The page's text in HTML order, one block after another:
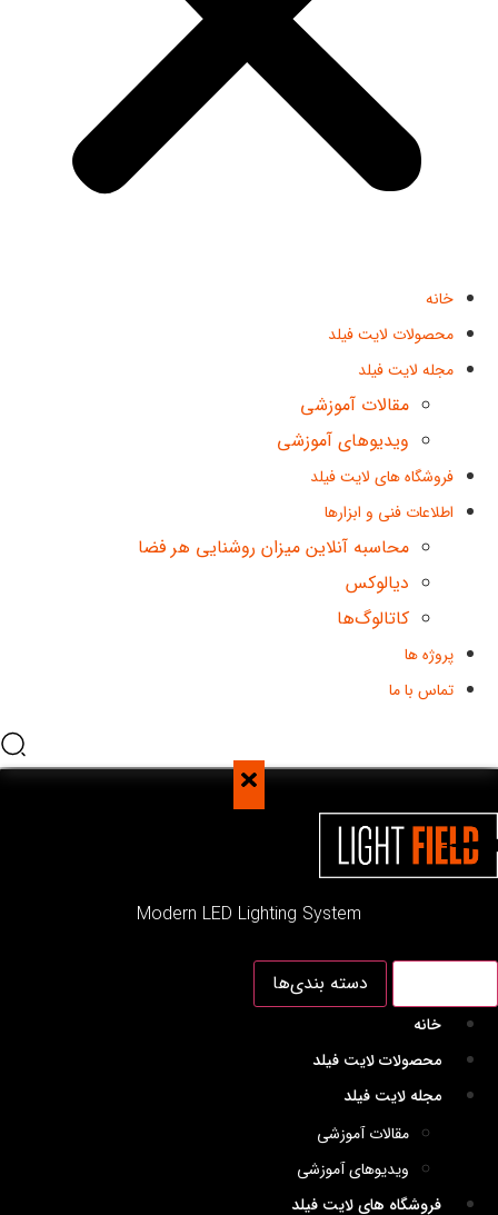
خانه
محصولات لایت فیلد
مجله لایت فیلد
مقالات آموزشی
ویدیوهای آموزشی
فروشگاه های لایت فیلد
اطلاعات فنی و ابزارها
محاسبه آنلاین میزان روشنایی هر فضا
دیالوکس
کاتالوگ‌ها
پروژه ها
تماس با ما
Modern LED Lighting System
دسته بندی‌ها
خانه
محصولات لایت فیلد
مجله لایت فیلد
مقالات آموزشی
ویدیوهای آموزشی
فروشگاه های لایت فیلد